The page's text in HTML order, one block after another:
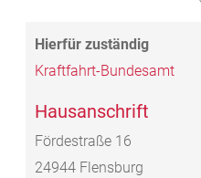
Kraftfahrt-Bundesamt
Hausanschrift
Fördestraße 16
24944 Flensburg